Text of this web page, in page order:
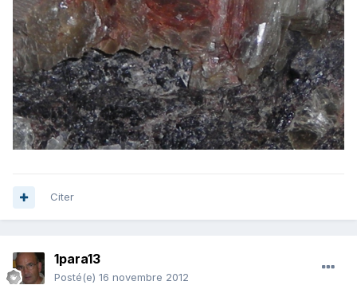
Citer
1para13
Posté(e) 16 novembre 2012